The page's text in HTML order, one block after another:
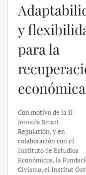
en las
– Álvaro
Martín
https://
content/uploads/
Este informe analiza las
dinámicas del sector de
VTC en España tras la
aprobación del Real
Decreto 13/2018, a
del…